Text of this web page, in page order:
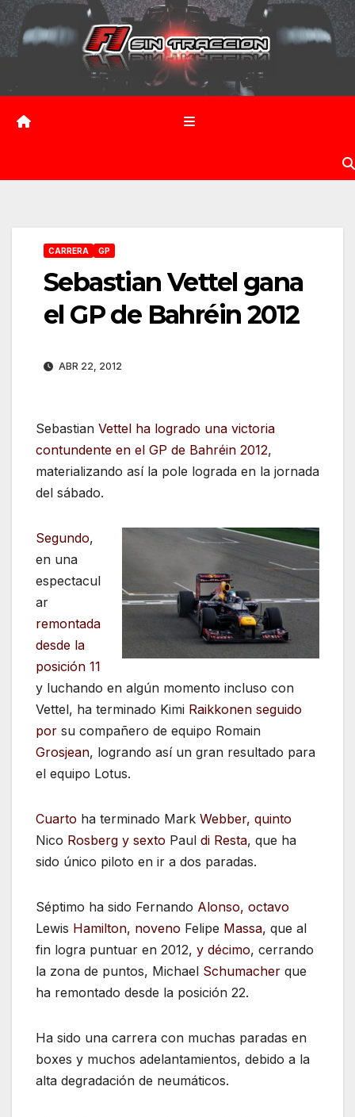
Saltar
contenido
CARRERA GP
Sebastian Vettel gana
el GP de Bahréin 2012
ABR 22, 2012
Sebastian Vettel ha logrado una victoria
contundente en el GP de Bahréin 2012,
materializando así la pole lograda en la jornada
del sábado.
Segundo,
en una
espectacul
ar
remontada
desde la
posición 11
y luchando en algún momento incluso con
Vettel, ha terminado Kimi Raikkonen seguido
por su compañero de equipo Romain
Grosjean, logrando así un gran resultado para
el equipo Lotus.
Cuarto ha terminado Mark Webber, quinto
Nico Rosberg y sexto Paul di Resta, que ha
sido único piloto en ir a dos paradas.
Séptimo ha sido Fernando Alonso, octavo
Lewis Hamilton, noveno Felipe Massa, que al
fin logra puntuar en 2012, y décimo, cerrando
la zona de puntos, Michael Schumacher que
ha remontado desde la posición 22.
Ha sido una carrera con muchas paradas en
boxes y muchos adelantamientos, debido a la
alta degradación de neumáticos.